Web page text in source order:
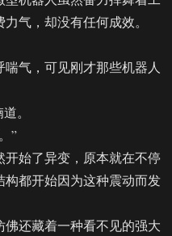
气，却没有任何成效。
气，可见刚才那些机器人
。
”
始了异变，原本就在不停
都开始因为这种震动而发
还藏着一种看不见的强大